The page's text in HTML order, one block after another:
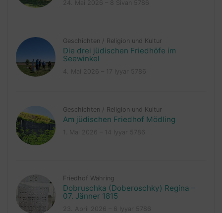
Geschichten / Religion und Kultur
Die drei jüdischen Friedhöfe im
Seewinkel
Geschichten / Religion und Kultur
Am jüdischen Friedhof Mödling
Friedhof Währing
Dobruschka (Doberoschky) Regina –
07. Jänner 1815